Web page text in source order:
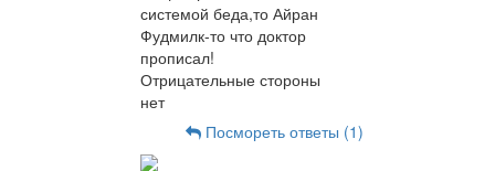
системой беда,то Айран
Фудмилк-то что доктор
прописал!
Отрицательные стороны
нет
Посмореть ответы (1)